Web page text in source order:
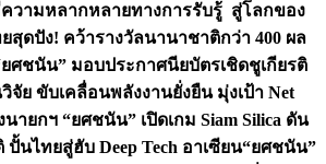
ความหลากหลายทางการรับรู้ สู่โลกของ
สุดปัง! คว้ารางวัลนานาชาติกว่า 400 ผล
ยศชนัน” มอบประกาศนียบัตรเชิดชูเกียรติ
ย ขับเคลื่อนพลังงานยั่งยืน มุ่งเป้า Net
นายกฯ “ยศชนัน” เปิดเกม Siam Silica ดัน
นไทยสู่ฮับ Deep Tech อาเซียน“ยศชนัน”